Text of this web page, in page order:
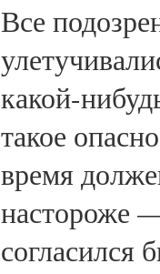
Все
какой-
такое
время
настороже